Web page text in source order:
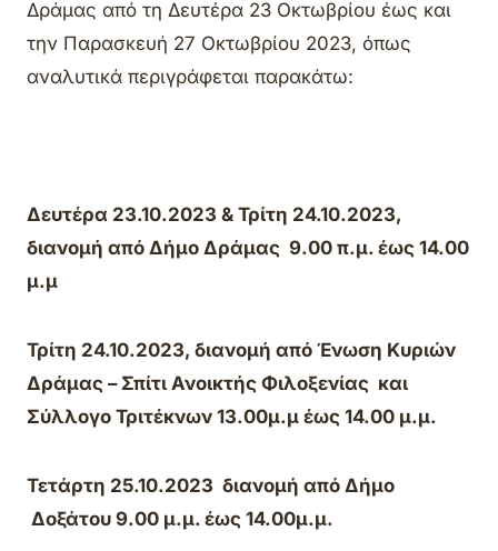
Δράμας από τη Δευτέρα 23 Οκτωβρίου έως και
την Παρασκευή 27 Οκτωβρίου 2023, όπως
αναλυτικά περιγράφεται παρακάτω:
Δευτέρα 23.10.2023 & Τρίτη 24.10.2023,
διανομή από Δήμο Δράμας 9.00 π.μ. έως 14.00
μ.μ
Τρίτη 24.10.2023, διανομή από Ένωση Κυριών
Δράμας – Σπίτι Ανοικτής Φιλοξενίας και
Σύλλογο Τριτέκνων 13.00μ.μ έως 14.00 μ.μ.
Τετάρτη 25.10.2023 διανομή από Δήμο
Δοξάτου 9.00 μ.μ. έως 14.00μ.μ.